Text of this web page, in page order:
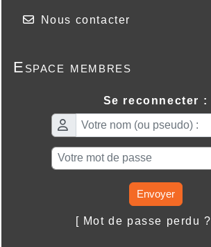
Nous contacter
Espace membres
Se reconnecter :
Envoyer
[ Mot de passe perdu ?